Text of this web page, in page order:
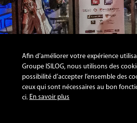
Catégorie d'événements:
Afin d’améliorer votre expérience
Groupe ISILOG, nous utilisons des
possibilité d’accepter l’ensemble des
ceux qui sont nécessaires au bon
ci. En savoir plus